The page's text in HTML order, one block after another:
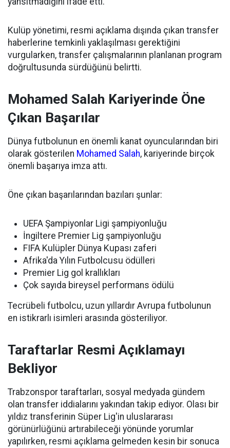
Kulüp yönetimi, resmi açıklama dışında çıkan transfer
haberlerine temkinli yaklaşılması gerektiğini
vurgularken, transfer çalışmalarının planlanan program
doğrultusunda sürdüğünü belirtti.
Mohamed Salah Kariyerinde Öne
Çıkan Başarılar
Dünya futbolunun en önemli kanat oyuncularından biri
olarak gösterilen Mohamed Salah, kariyerinde birçok
önemli başarıya imza attı.
Öne çıkan başarılarından bazıları şunlar:
UEFA Şampiyonlar Ligi şampiyonluğu
İngiltere Premier Lig şampiyonluğu
FIFA Kulüpler Dünya Kupası zaferi
Afrika'da Yılın Futbolcusu ödülleri
Premier Lig gol krallıkları
Çok sayıda bireysel performans ödülü
Tecrübeli futbolcu, uzun yıllardır Avrupa futbolunun
en istikrarlı isimleri arasında gösteriliyor.
Taraftarlar Resmi Açıklamayı
Bekliyor
Trabzonspor taraftarları, sosyal medyada gündem
olan transfer iddialarını yakından takip ediyor. Olası bir
yıldız transferinin Süper Lig'in uluslararası
görünürlüğünü artırabileceği yönünde yorumlar
yapılırken, resmi açıklama gelmeden kesin bir sonuca